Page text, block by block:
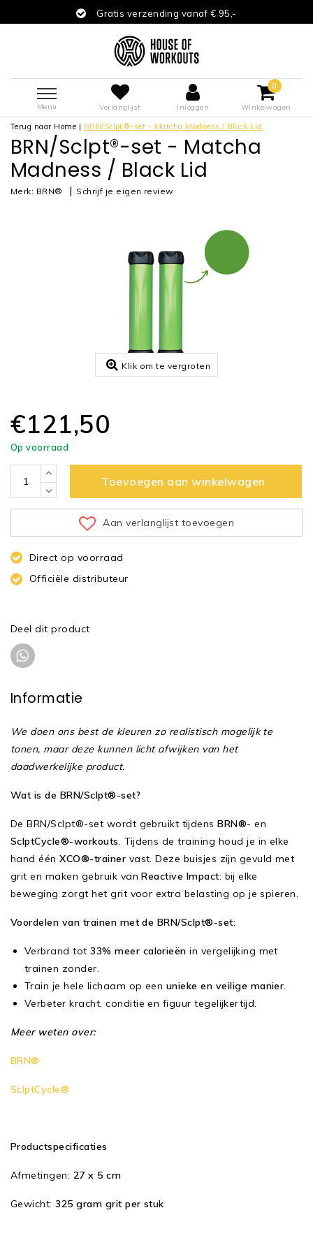
Gratis verzending vanaf € 95,-
Menu Verlanglijst Inloggen
0
Winkelwagen
Terug naar Home | BRN/Sclpt®-set - Matcha Madness / Black Lid
BRN/Sclpt®-set - Matcha
Madness / Black Lid
Merk: BRN® | Schrijf je eigen review
Klik om te vergroten
€121,50
Op voorraad
Toevoegen aan winkelwagen
Aan verlanglijst toevoegen
Direct op voorraad
Officiële distributeur
Deel dit product
Informatie
We doen ons best de kleuren zo realistisch mogelijk te
tonen, maar deze kunnen licht afwijken van het
daadwerkelijke product.
Wat is de BRN/Sclpt®-set?
De BRN/Sclpt®-set wordt gebruikt tijdensBRN®- en
SclptCycle®-workouts . Tijdens de training houd je in elke
hand éénXCO®-trainer vast. Deze buisjes zijn gevuld met
grit en maken gebruik vanReactive Impact: bij elke
beweging zorgt het grit voor extra belasting op je spieren.
Voordelen van trainen met de BRN/Sclpt®-set:
Verbrand tot33% meer calorieën in vergelijking met
trainen zonder.
Train je hele lichaam op een unieke en veilige manier.
Verbeter kracht, conditie en figuur tegelijkertijd.
Meer weten over:
BRN®
SclptCycle®
Productspecificaties
Afmetingen: 27 x 5 cm
Gewicht:325 gram grit per stuk